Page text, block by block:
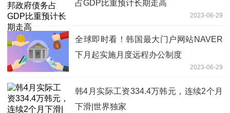
占GDP比重预计长期走高
2023-06-29
全球即时看！韩国最大门户网站NAVER
下月起实施月度远程办公制度
2023-06-29
韩4月实际工资334.4万韩元，连续2个月
下滑|世界独家